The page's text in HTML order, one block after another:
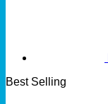
Best Selling